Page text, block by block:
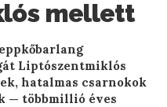
mellett
Liptószentmiklós
hatalmas csarnokok
— többmillió éves